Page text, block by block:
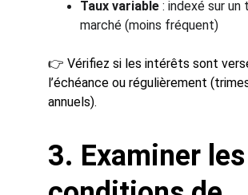
Taux variable : indexé sur un
marché (moins fréquent)
👉 Vérifiez si les intérêts sont
l’échéance ou régulièrement
annuels).
3. Examiner les